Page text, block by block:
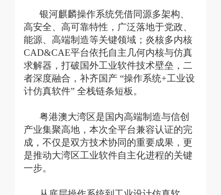
银河麒麟操作系统凭借同源多架构、
高安全、高可靠特性，广泛落地于党政、
能源、高端制造等关键领域；炎核多内核
CAD&CAE平台依托自主几何内核与仿真
求解器，打破国外工业软件技术壁垒，二
者深度融合，补齐国产 “操作系统+工业设
计仿真软件” 全栈链条短板。
粤港澳大湾区是国内高端制造与信创
产业集聚高地，本次全平台兼容认证的完
成，不仅是双方技术协同的重要成果，更
是推动大湾区工业软件自主化进程的关键
一步。